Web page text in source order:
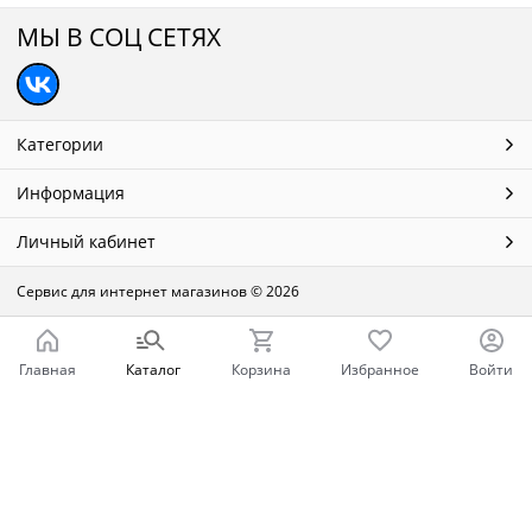
МЫ В СОЦ СЕТЯХ
Категории
Информация
Личный кабинет
Сервис для интернет магазинов© 2026
Главная Каталог Корзина Избранное Войти